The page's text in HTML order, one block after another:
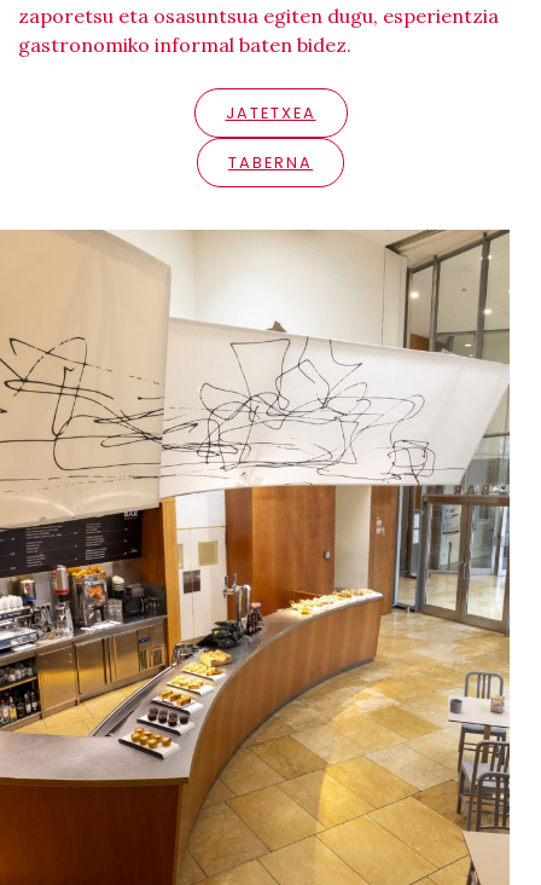
zaporetsu eta osasuntsua egiten dugu, esperientzia
gastronomiko informal baten bidez.
JATETXEA
TABERNA